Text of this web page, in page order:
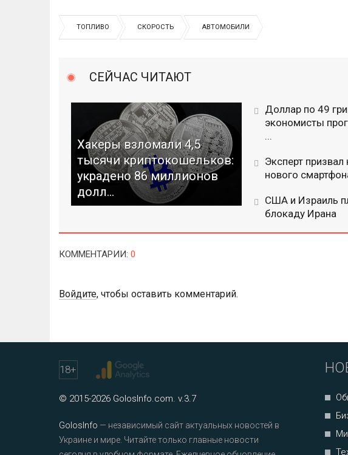
ТОПЛИВО СКОРОСТЬ АВТОМОБИЛИ
СЕЙЧАС ЧИТАЮТ
Хакеры взломали 4,5
тысячи криптокошельков:
украдено 86 миллионов
долл...
Доллар по 49
экономисты
...
Эксперт
нового
США и Израиль
блокаду Ирана
КОММЕНТАРИИ: 0
Войдите, чтобы оставить комментарий.
18+
© 2015-2026 GolosInfo.com. v.3.7
GolosInfo — независимый сайт актуальных новостей в
Украине и мире. Читайте только главные новости